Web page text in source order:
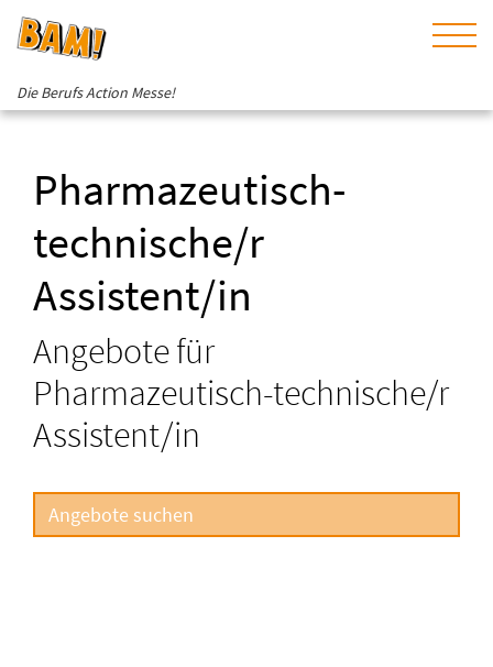
Die Berufs Action Messe!
Pharmazeutisch-
technische/r
Assistent/in
Angebote für
Pharmazeutisch-technische/r
Assistent/in